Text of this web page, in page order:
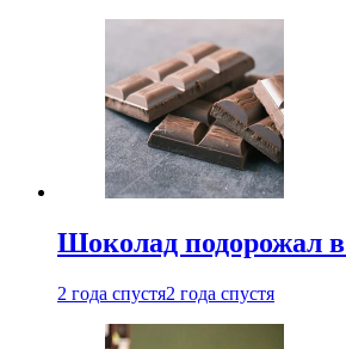
Шоколад подорожал
2 года спустя2 года спустя